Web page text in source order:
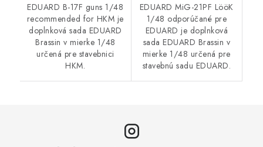
EDUARD B-17F guns 1/48
recommended for HKM je
doplnková sada EDUARD
Brassin v mierke 1/48
určená pre stavebnici
HKM.
EDUARD MiG-21PF LööK
1/48 odporúčané pre
EDUARD je doplnková
sada EDUARD Brassin v
mierke 1/48 určená pre
stavebnú sadu EDUARD.